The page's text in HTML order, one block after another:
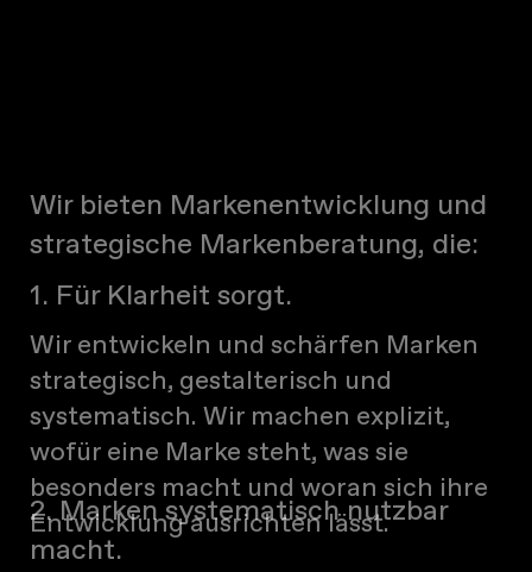
Wir bieten Markenentwicklung und
strategische Markenberatung, die:
1. Für Klarheit sorgt.
Wir entwickeln und schärfen Marken
strategisch, gestalterisch und
systematisch. Wir machen explizit,
wofür eine Marke steht, was sie
besonders macht und woran sich ihre
Entwicklung ausrichten lässt.
2. Marken systematisch nutzbar
macht.